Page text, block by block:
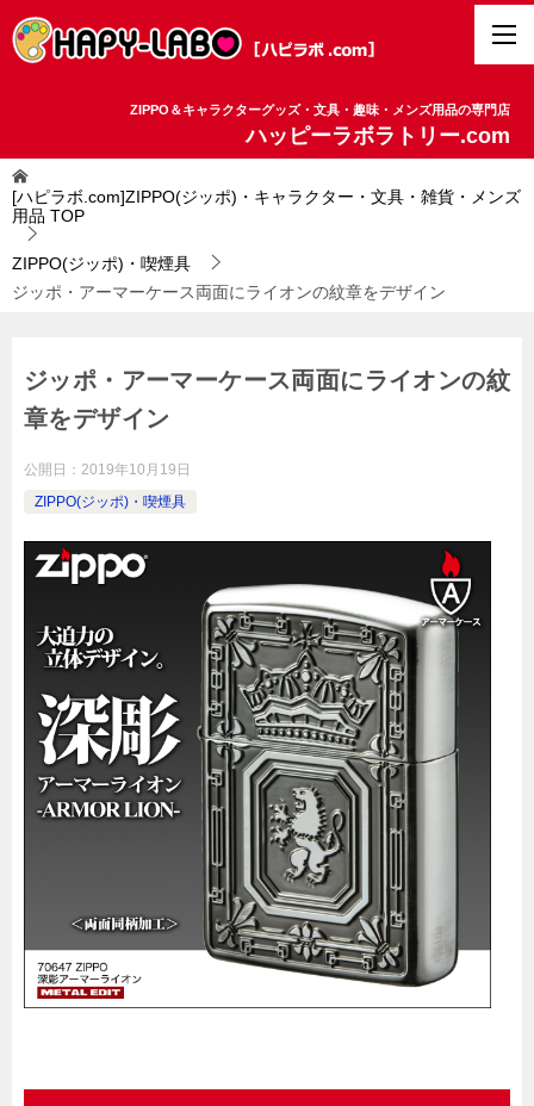
ZIPPO＆キャラクターグッズ・文具・趣味・メンズ用品の専門店
ハッピーラボラトリー.com
[ハピラボ.com]ZIPPO(ジッポ)・キャラクター・文具・雑貨・メンズ
用品 TOP
ZIPPO(ジッポ)・喫煙具
ジッポ・アーマーケース両面にライオンの紋章をデザイン
ジッポ・アーマーケース両面にライオンの紋
章をデザイン
公開日： 2019年10月19日
ZIPPO(ジッポ)・喫煙具